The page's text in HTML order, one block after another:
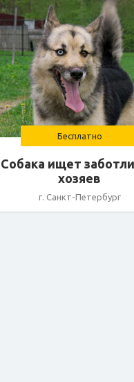
Бесплатно
Собака ищет
хозяев
г. Санкт-Петербург